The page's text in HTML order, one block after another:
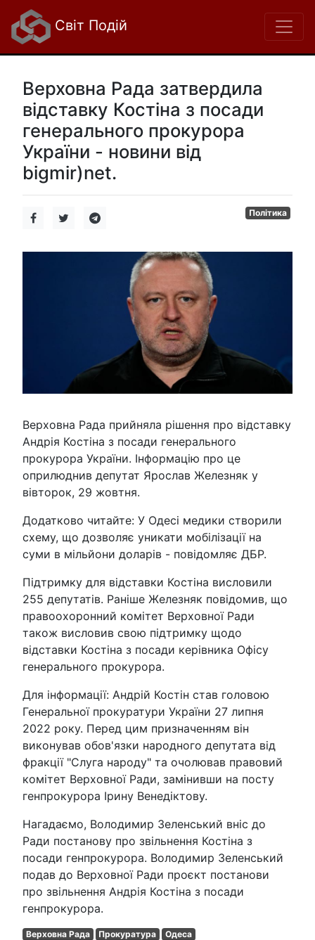
Світ Подій
Верховна Рада затвердила
відставку Костіна з посади
генерального прокурора
України - новини від
bigmir)net.
Політика
Верховна Рада прийняла рішення про відставку
Андрія Костіна з посади генерального
прокурора України. Інформацію про це
оприлюднив депутат Ярослав Железняк у
вівторок, 29 жовтня.
Додатково читайте: У Одесі медики створили
схему, що дозволяє уникати мобілізації на
суми в мільйони доларів - повідомляє ДБР.
Підтримку для відставки Костіна висловили
255 депутатів. Раніше Железняк повідомив, що
правоохоронний комітет Верховної Ради
також висловив свою підтримку щодо
відставки Костіна з посади керівника Офісу
генерального прокурора.
Для інформації: Андрій Костін став головою
Генеральної прокуратури України 27 липня
2022 року. Перед цим призначенням він
виконував обов'язки народного депутата від
фракції "Слуга народу" та очолював правовий
комітет Верховної Ради, замінивши на посту
генпрокурора Ірину Венедіктову.
Нагадаємо, Володимир Зеленський вніс до
Ради постанову про звільнення Костіна з
посади генпрокурора. Володимир Зеленський
подав до Верховної Ради проєкт постанови
про звільнення Андрія Костіна з посади
генпрокурора.
Верховна Рада Прокуратура
Одеса